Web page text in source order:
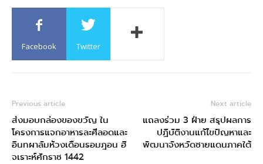
Facebook Twitter
Previous article
ส่งมอบกล่องของขวัญ ใน
โครงการแจกอาหารละศีลอดและ
อินทผาลัมห้วงเดือนรอมฎอน ฮิ
จเราะห์ศักราช 1442
Next article
แถลงร่วม 3 ฝ่าย สรุปผลการ
ปฏิบัติงานแก้ไขปัญหาและ
พัฒนาจังหวัดชายแดนภาคใต้